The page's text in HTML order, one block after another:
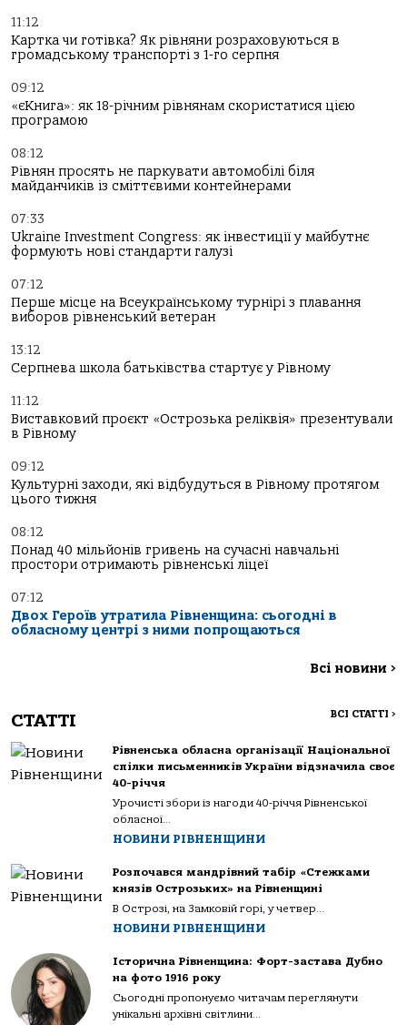
11:12
Картка чи готівка? Як рівняни розраховуються в
громадському транспорті з 1-го серпня
09:12
«єКнига»: як 18-річним рівнянам скористатися цією
програмою
08:12
Рівнян просять не паркувати автомобілі біля
майданчиків із сміттєвими контейнерами
07:33
Ukraine Investment Congress: як інвестиції у майбутнє
формують нові стандарти галузі
07:12
Перше місце на Всеукраїнському турнірі з плавання
виборов рівненський ветеран
13:12
Серпнева школа батьківства стартує у Рівному
11:12
Виставковий проєкт «Острозька реліквія» презентували
в Рівному
09:12
Культурні заходи, які відбудуться в Рівному протягом
цього тижня
08:12
Понад 40 мільйонів гривень на сучасні навчальні
простори отримають рівненські ліцеї
07:12
Двох Героїв утратила Рівненщина: сьогодні в
обласному центрі з ними попрощаються
Всі новини >
СТАТТІ ВСІ СТАТТІ >
Рівненська обласна організації Національної
спілки письменників України відзначила своє
40-річчя
Урочисті збори із нагоди 40-річчя Рівненської
обласної...
НОВИНИ РІВНЕНЩИНИ
Розпочався мандрівний табір «Стежками
князів Острозьких» на Рівненщині
В Острозі, на Замковій горі, у четвер...
НОВИНИ РІВНЕНЩИНИ
Історична Рівненщина: Форт-застава Дубно
на фото 1916 року
Сьогодні пропонуємо читачам переглянути
унікальні архівні світлини...